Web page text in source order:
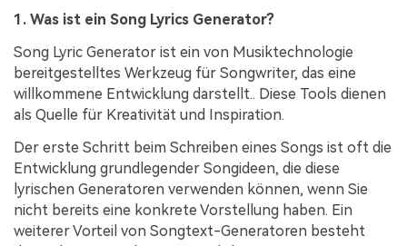
1. Was ist ein Song Lyrics Generator?
Song Lyric Generator ist ein von Musiktechnologie
bereitgestelltes Werkzeug für Songwriter, das eine
willkommene Entwicklung darstellt.. Diese Tools dienen
als Quelle für Kreativität und Inspiration.
Der erste Schritt beim Schreiben eines Songs ist oft die
Entwicklung grundlegender Songideen, die diese
lyrischen Generatoren verwenden können, wenn Sie
nicht bereits eine konkrete Vorstellung haben. Ein
weiterer Vorteil von Songtext-Generatoren besteht